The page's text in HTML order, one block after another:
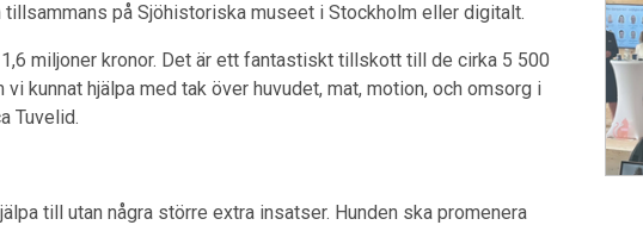
på Sjöhistoriska museet i Stockholm eller digitalt.
miljoner kronor. Det är ett fantastiskt tillskott till de cirka 5 500
kunnat hjälpa med tak över huvudet, mat, motion, och omsorg i
Tuvelid.
till utan några större extra insatser. Hunden ska promenera